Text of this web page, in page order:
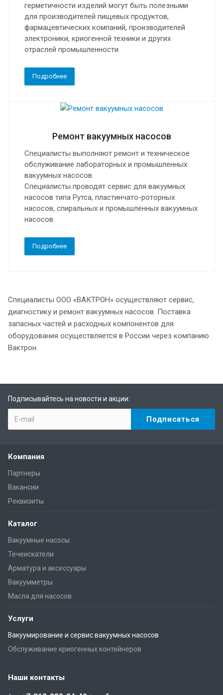
герметичности изделий могут быть полезными
для производителей пищевых продуктов,
фармацевтических компаний, производителей
электроники, криогенной техники и других
отраслей промышленности.
Подробнее
Ремонт вакуумных насосов
Специалисты выполняют ремонт и техническое
обслуживание лабораторных и промышленных
вакуумных насосов.
Специалисты проводят сервис для вакуумных
насосов типа Рутса, пластинчато-роторных
насосов, спиральных и промышленных вакуумных
насосов.
Подробнее
Специалисты ООО «ВАКТРОН» осуществляют сервис,
диагностику и ремонт вакуумных насосов. Поставка
запасных частей и расходных компонентов для
оборудования осуществляется в России через компанию
Вактрон.
Подписывайтесь на новости и акции:
Компания
Партнеры
Вакансии
Реквизиты
Каталог
Вакуумные насосы
Течеискатели
Арматура и аксессуары
Вакуумметры
Масла для насосов
Услуги
Вакуумирование и сервис вакуумных насосов
Обслуживание криогенных контейнеров
Наши контакты